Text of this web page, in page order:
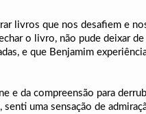
livros que nos desafiem e
o livro, não pude deixar
e que Benjamim
da compreensão para
uma sensação de